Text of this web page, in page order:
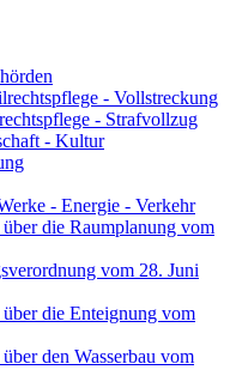
- Vollstreckung
- Strafvollzug
- Kultur
- Energie - Verkehr
über die Raumplanung vom
vom 28. Juni
über die Enteignung vom
den Wasserbau vom